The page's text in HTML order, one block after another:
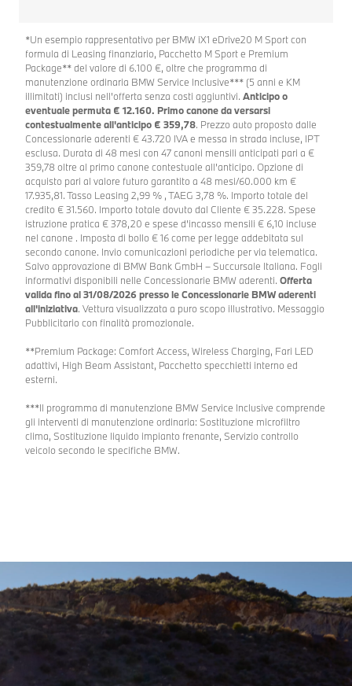
*Un esempio rappresentativo per BMW iX1 eDrive20 M Sport con
formula di Leasing finanziario, Pacchetto M Sport e Premium
Package** del valore di 6.100 €, oltre che programma di
manutenzione ordinaria BMW Service Inclusive*** (5 anni e KM
illimitati) inclusi nell'offerta senza costi aggiuntivi. Anticipo o
eventuale permuta € 12.160. Primo canone da versarsi
contestualmente all'anticipo € 359,78. Prezzo auto proposto dalle
Concessionarie aderenti € 43.720 IVA e messa in strada incluse, IPT
esclusa. Durata di 48 mesi con 47 canoni mensili anticipati pari a €
359,78 oltre al primo canone contestuale all’anticipo. Opzione di
acquisto pari al valore futuro garantito a 48 mesi/60.000 km €
17.935,81. Tasso Leasing 2,99 % , TAEG 3,78 %. Importo totale del
credito € 31.560. Importo totale dovuto dal Cliente € 35.228. Spese
istruzione pratica € 378,20 e spese d’incasso mensili € 6,10 incluse
nel canone . Imposta di bollo € 16 come per legge addebitata sul
secondo canone. Invio comunicazioni periodiche per via telematica.
Salvo approvazione di BMW Bank GmbH – Succursale Italiana. Fogli
informativi disponibili nelle Concessionarie BMW aderenti. Offerta
valida fino al 31/08/2026 presso le Concessionarie BMW aderenti
all'iniziativa. Vettura visualizzata a puro scopo illustrativo. Messaggio
Pubblicitario con finalità promozionale.
**Premium Package: Comfort Access, Wireless Charging, Fari LED
adattivi, High Beam Assistant, Pacchetto specchietti interno ed
esterni.
***Il programma di manutenzione BMW Service Inclusive comprende
gli interventi di manutenzione ordinaria: Sostituzione microfiltro
clima, Sostituzione liquido impianto frenante, Servizio controllo
veicolo secondo le specifiche BMW.